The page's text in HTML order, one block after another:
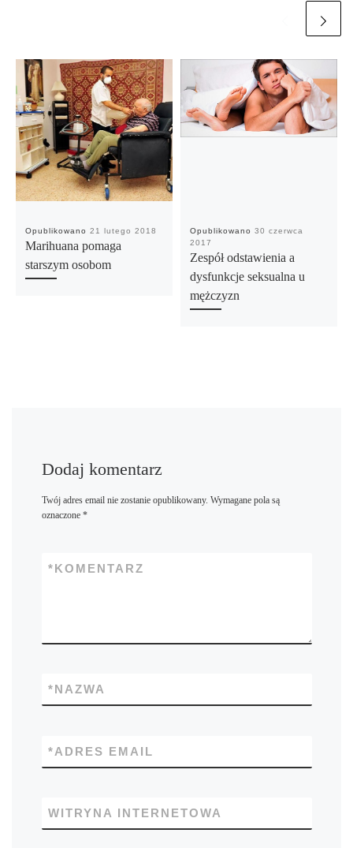
Opublikowano 21 lutego 2018
Marihuana pomaga
starszym osobom
Opublikowano 30 czerwca
2017
Zespół odstawienia a
dysfunkcje seksualna u
mężczyzn
Dodaj komentarz
Twój adres email nie zostanie opublikowany. Wymagane pola są
oznaczone *
KOMENTARZ
*
NAZWA
*
ADRES EMAIL
*
WITRYNA INTERNETOWA